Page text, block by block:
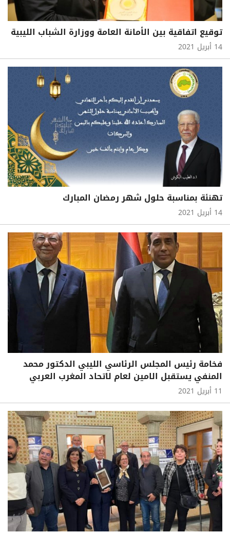
توقيع اتفاقية بين الأمانة العامة ووزارة الشباب الليبية
14 أبريل 2021
تهنئة بمناسبة حلول شهر رمضان المبارك
14 أبريل 2021
فخامة رئيس المجلس الرئاسي الليبي الدكتور محمد
المنفي يستقبل الامين لعام لاتحاد المغرب العربي
11 أبريل 2021